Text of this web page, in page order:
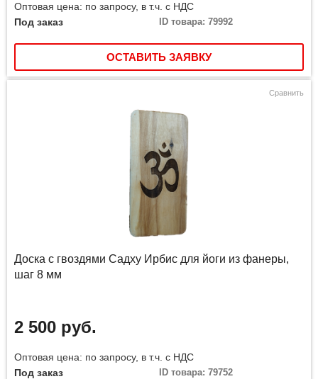
Оптовая цена: по запросу, в т.ч. с НДС
Под заказ
ID товара: 79992
ОСТАВИТЬ ЗАЯВКУ
Сравнить
Доска с гвоздями Садху Ирбис для йоги из фанеры,
шаг 8 мм
2 500 руб.
Оптовая цена: по запросу, в т.ч. с НДС
Под заказ
ID товара: 79752